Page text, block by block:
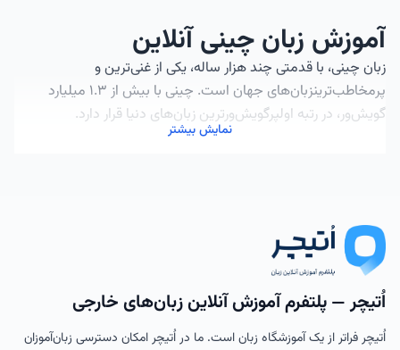
آموزش زبان چینی آنلاین
زبان چینی، با قدمتی چند هزار ساله، یکی از غنی‌ترین و
پرمخاطب‌ترینزبان‌های جهان است. چینی با بیش از 1.3 میلیارد
گویش‌ور، در رتبه اولپرگویش‌ورترین زبان‌های دنیا قرار دارد.
1046 پیش از میلاد) باز می‌گردد.
در طول تاریخ، زبان چینی تحولات بسیاری را پشت سر گذاشته و به
گویش‌ها ولهجه‌های مختلفی تقسیم شده است. زبان چینی معیار،
که در حال حاضر در چین وتایوان رایج است، بر اساس گویش
ماندارین بنا شده است.
نمایش بیشتر
اُتیچر — پلتفرم آموزش آنلاین زبان‌های خارجی
اُتیچر فراتر از یک آموزشگاه زبان است. ما در اُتیچر امکان دسترسی زبان‌آموزان